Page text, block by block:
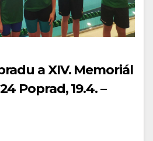
a XIV. Memoriál
Poprad, 19.4. –